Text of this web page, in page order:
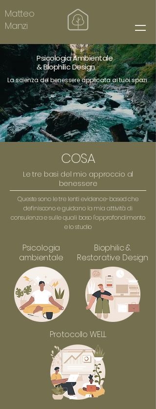
Matteo
Manzi
Psicologia Ambientale
& Biophilic Design
La scienza del benessere applicata ai tuoi spazi
COSA
Le tre basi del mio approccio al
benessere
Queste sono le tre lenti evidence-based che
definiscono e guidano la mia attività di
consulenza e sulle quali baso l'approfondimento
e lo studio
Psicologia
ambientale
Biophilic &
Restorative Design
Protocollo WELL